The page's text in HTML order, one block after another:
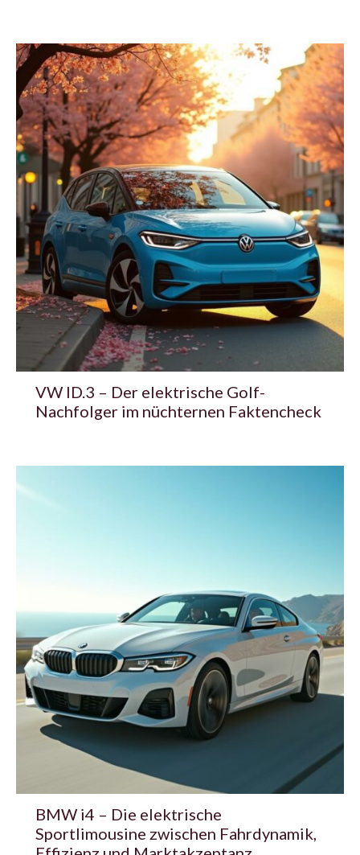
VW ID.3 – Der elektrische Golf-
Nachfolger im nüchternen Faktencheck
BMW i4 – Die elektrische
Sportlimousine zwischen Fahrdynamik,